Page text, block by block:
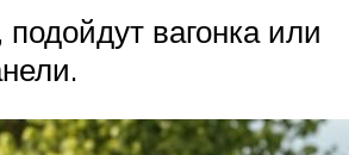
подойдут вагонка или